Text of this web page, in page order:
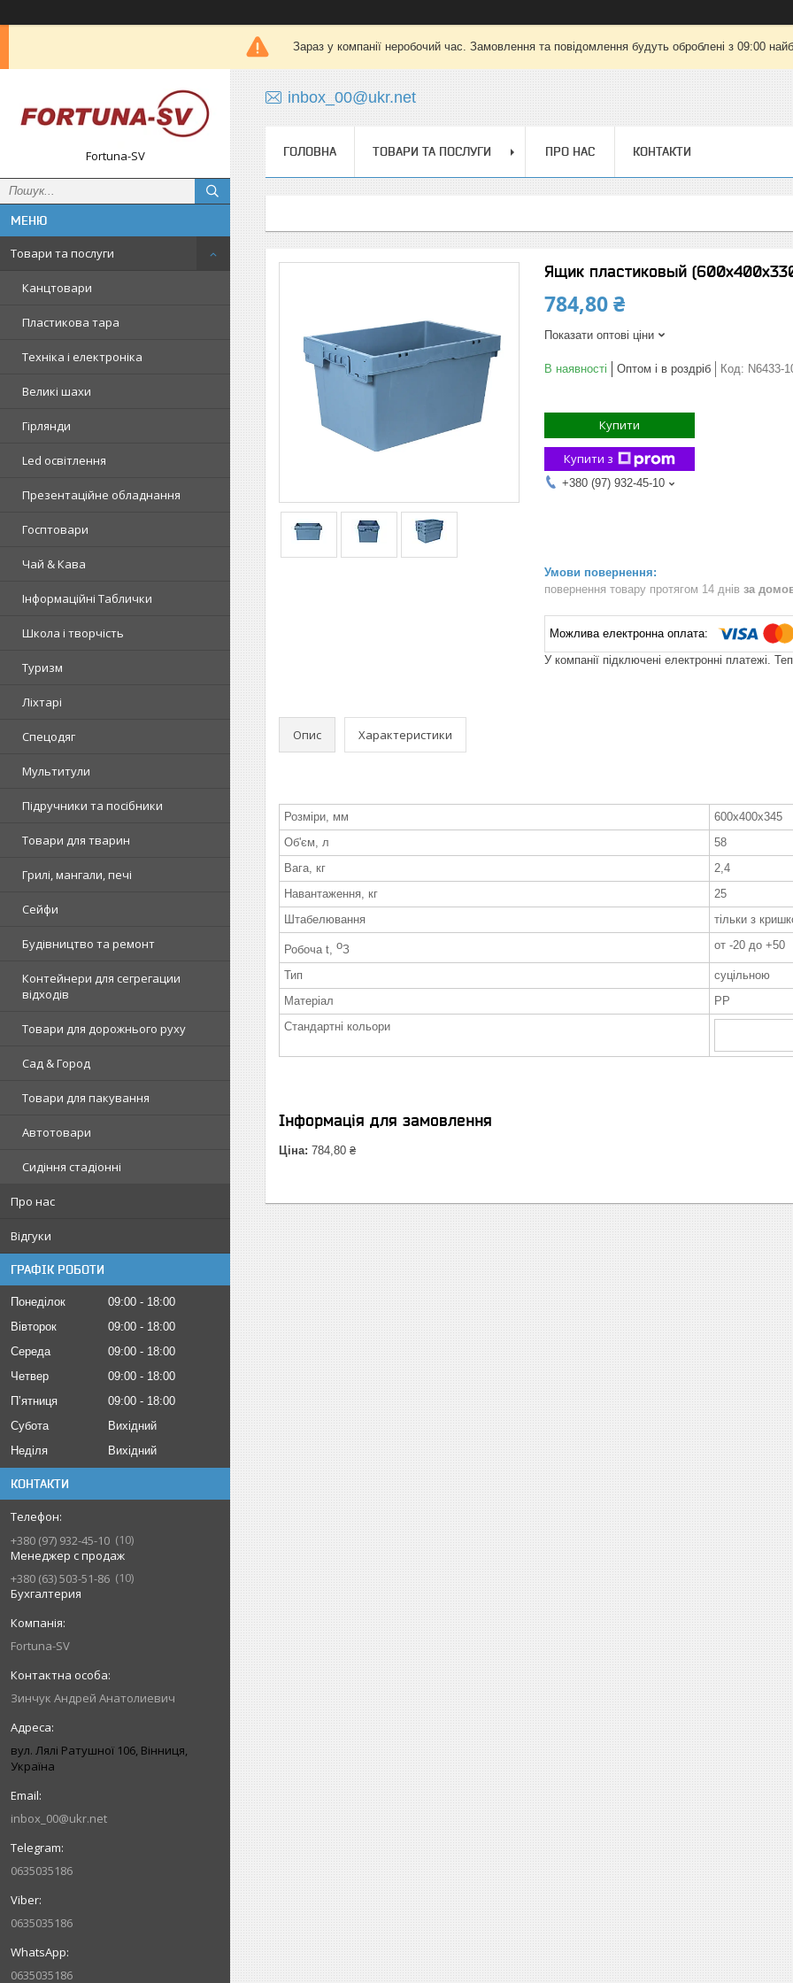
Зараз у компанії неробочий час. Замовлення та повідомлення будуть оброблені з 09:00
Fortuna-SV
Товари та послуги
Канцтовари
Пластикова тара
Техніка і електроніка
Великі шахи
Гірлянди
Led освітлення
Презентаційне обладнання
Госптовари
Чай & Кава
Інформаційні Таблички
Школа і творчість
Туризм
Ліхтарі
Спецодяг
Мультитули
Підручники та посібники
Товари для тварин
Грилі, мангали, печі
Сейфи
Будівництво та ремонт
Контейнери для сегрегации
відходів
Товари для дорожнього руху
Сад & Город
Товари для пакування
Автотовари
Сидіння стадіонні
Про нас
Відгуки
ГРАФІК РОБОТИ
Понеділок 09:00
18:00
Вівторок
09:00
18:00
Середа
09:00
18:00
Четвер
09:00
18:00
Пʼятниця
09:00
18:00
Субота
Вихідний
Неділя
Вихідний
КОНТАКТИ
+380 (97) 932-45-10
10
Менеджер с продаж
+380 (63) 503-51-86
10
Бухгалтерия
Fortuna-SV
Зинчук Андрей Анатолиевич
вул. Лялі Ратушної 106, Вінниця,
Україна
inbox_00@ukr.net
0635035186
0635035186
0635035186
inbox_00@ukr.net
ГОЛОВНА ТОВАРИ ТА ПОСЛУГИ ПРО НАС КОНТАКТИ
Ящик пластиковый
784,80 ₴
Показати оптові ціни
В наявності Оптом і в роздріб Код: N6433-
Купити
Купити з
+380 (97) 932-45-10
повернення товару протягом 14 днів за
У компанії підключені електронні платежі.
Опис Характеристики
Розміри, мм
600x400x345
Об'єм, л
58
Вага, кг
2,4
Навантаження, кг
25
Штабелювання
тільки з
Робоча t, oЗ от -20 до +50
Тип
суцільною
Матеріал
РР
Стандартні кольори
Інформація для замовлення
Ціна: 784,80 ₴